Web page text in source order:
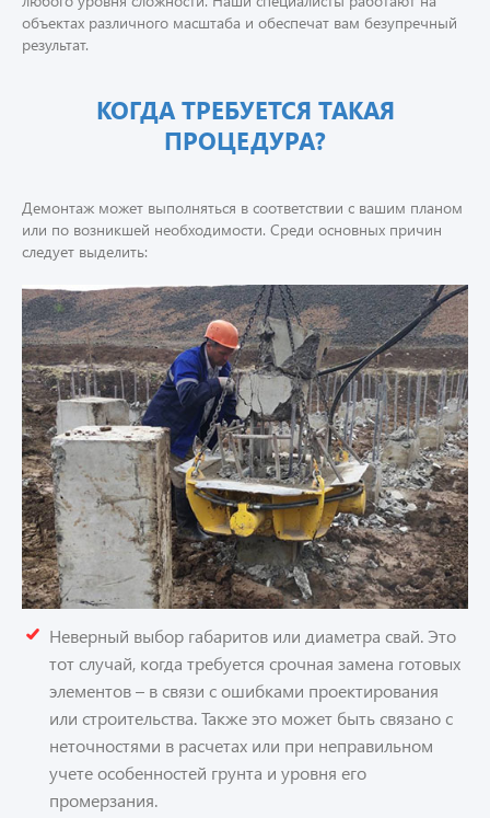
объектах различного масштаба и обеспечат вам безупречный
результат.
КОГДА ТРЕБУЕТСЯ ТАКАЯ
ПРОЦЕДУРА?
Демонтаж может выполняться в соответствии с вашим планом
или по возникшей необходимости. Среди основных причин
следует выделить:
Неверный выбор габаритов или диаметра свай. Это
тот случай, когда требуется срочная замена готовых
элементов – в связи с ошибками проектирования
или строительства. Также это может быть связано с
неточностями в расчетах или при неправильном
учете особенностей грунта и уровня его
промерзания.